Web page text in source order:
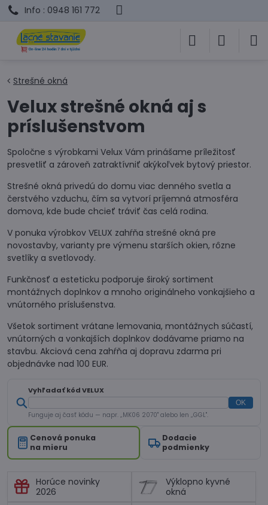
Info : 0948 161 772
Strešné okná
Velux strešné okná aj s
príslušenstvom
Spoločne s výrobkami Velux Vám prinášame príležitosť
presvetliť a zároveň zatraktívniť akýkoľvek bytový priestor.
Strešné okná privedú do domu viac denného svetla a
čerstvého vzduchu, čím sa vytvorí príjemná atmosféra
domova, kde bude chcieť tráviť čas celá rodina.
V ponuka výrobkov VELUX zahŕňa strešné okná pre
novostavby, varianty pre výmenu starších okien, rôzne
svetlíky a svetlovody.
Funkčnosť a esteticku podporuje široký sortiment
montážnych doplnkov a mnoho originálneho vonkajšieho a
vnútorného príslušenstva.
Všetok sortiment vrátane lemovania, montážnych súčastí,
vnútorných a vonkajších doplnkov dodávame priamo na
stavbu. Akciová cena zahŕňa aj dopravu zdarma pri
objednávke nad 100 EUR.
Vyhľadať kód VELUX
OK
Funguje aj časť kódu — napr. „MK06 2070" alebo len „GGL".
Cenová ponuka
na mieru
Dodacie
podmienky
Horúce novinky
2026
Výklopno kyvné
okná